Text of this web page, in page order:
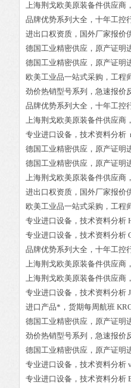
上海荆戈欧美原装备件供应商
品牌优势系列大全，十年工控
进出口权资质，国外厂家报价
德国工业精密供应，原产证明
德国工业精密供应，原产证明
欧美工业品一站式采购，工程
劲价热销型号系列，急速报价
品牌优势系列大全，十年工控
上海荆戈欧美原装备件供应商
专业进口设备，技术资料分析
德国工业精密供应，原产证明
德国工业精密供应，原产证明
上海荆戈欧美原装备件供应商
进出口权资质，国外厂家报价
欧美工业品一站式采购，工程
专业进口设备，技术资料分析
专业进口设备，技术资料分析
品牌优势系列大全，十年工控
上海荆戈欧美原装备件供应商
上海荆戈欧美原装备件供应商
专业进口设备，技术资料分析
进口产品*，货期每周航班
德国工业精密供应，原产证明
劲价热销型号系列，急速报价
德国工业精密供应，原产证明
专业进口设备，技术资料分析
专业进口设备，技术资料分析